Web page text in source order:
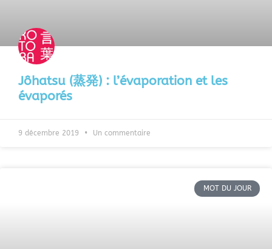
Jôhatsu (蒸発) : l’évaporation et les
évaporés
9 décembre 2019 Un commentaire
MOT DU JOUR